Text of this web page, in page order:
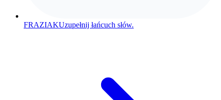
FRAZIAKUzupełnij łańcuch słów.